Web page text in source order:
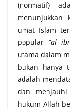
(normatif)
menunjukkan
umat Islam
popular “al
utama dalam
bukan hanya
adalah
dan menjauhi
hukum Allah